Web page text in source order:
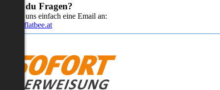
Hast du Fragen?
Sende uns einfach eine Email an:
info@flatbee.at